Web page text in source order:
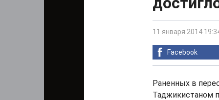
11 января 2014
Facebook
Раненных в
Таджикистаном